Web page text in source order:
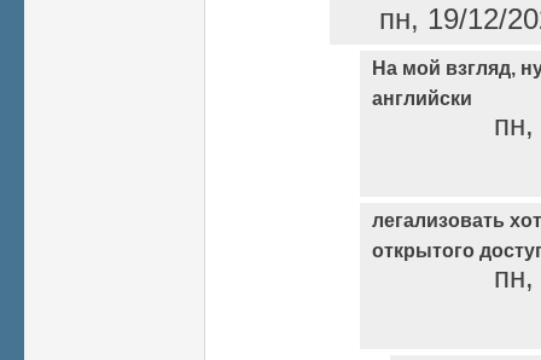
пн, 19/12/
На мой взгляд,
английски
легализовать
открытого